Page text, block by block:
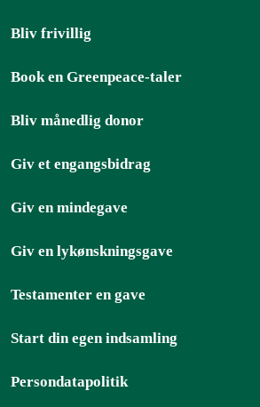
Bliv frivillig
Book en Greenpeace-taler
Bliv månedlig donor
Giv et engangsbidrag
Giv en mindegave
Giv en lykønskningsgave
Testamenter en gave
Start din egen indsamling
Persondatapolitik